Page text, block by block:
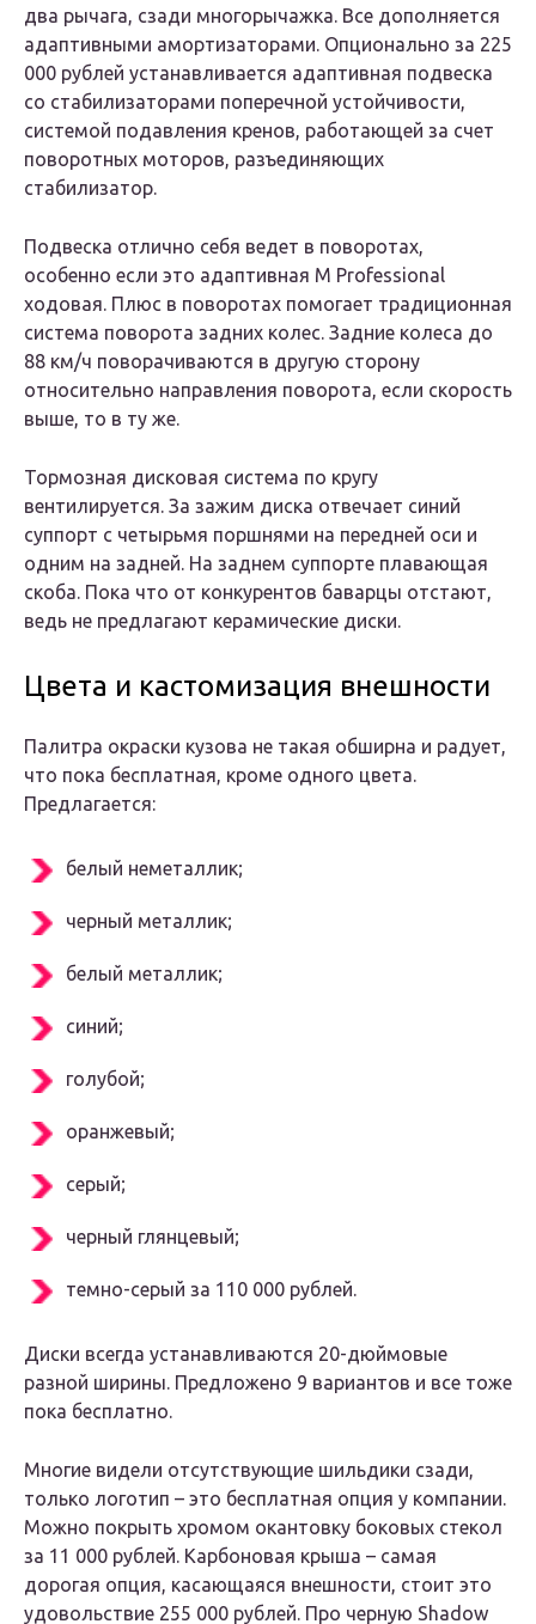
два рычага, сзади многорычажка. Все дополняется
адаптивными амортизаторами. Опционально за 225
000 рублей устанавливается адаптивная подвеска
со стабилизаторами поперечной устойчивости,
системой подавления кренов, работающей за счет
поворотных моторов, разъединяющих
стабилизатор.
Подвеска отлично себя ведет в поворотах,
особенно если это адаптивная M Professional
ходовая. Плюс в поворотах помогает традиционная
система поворота задних колес. Задние колеса до
88 км/ч поворачиваются в другую сторону
относительно направления поворота, если скорость
выше, то в ту же.
Тормозная дисковая система по кругу
вентилируется. За зажим диска отвечает синий
суппорт с четырьмя поршнями на передней оси и
одним на задней. На заднем суппорте плавающая
скоба. Пока что от конкурентов баварцы отстают,
ведь не предлагают керамические диски.
Цвета и кастомизация внешности
Палитра окраски кузова не такая обширна и радует,
что пока бесплатная, кроме одного цвета.
Предлагается:
белый неметаллик;
черный металлик;
белый металлик;
синий;
голубой;
оранжевый;
серый;
черный глянцевый;
темно-серый за 110 000 рублей.
Диски всегда устанавливаются 20-дюймовые
разной ширины. Предложено 9 вариантов и все тоже
пока бесплатно.
Многие видели отсутствующие шильдики сзади,
только логотип – это бесплатная опция у компании.
Можно покрыть хромом окантовку боковых стекол
за 11 000 рублей. Карбоновая крыша – самая
дорогая опция, касающаяся внешности, стоит это
удовольствие 255 000 рублей. Про черную Shadow